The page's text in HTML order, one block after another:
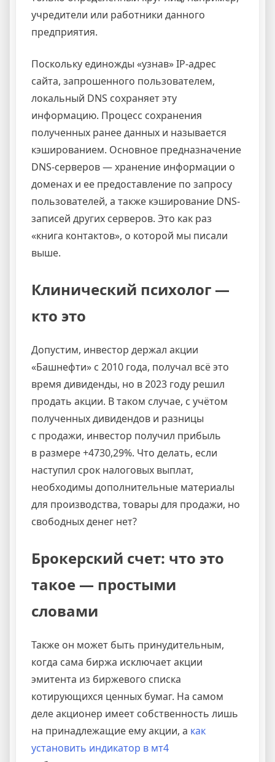
учредители или работники данного
предприятия.
Поскольку единожды «узнав» IP-адрес
сайта, запрошенного пользователем,
локальный DNS сохраняет эту
информацию. Процесс сохранения
полученных ранее данных и называется
кэшированием. Основное предназначение
DNS-серверов — хранение информации о
доменах и ее предоставление по запросу
пользователей, а также кэширование DNS-
записей других серверов. Это как раз
«книга контактов», о которой мы писали
выше.
Клинический психолог —
кто это
Допустим, инвестор держал акции
«Башнефти» с 2010 года, получал всё это
время дивиденды, но в 2023 году решил
продать акции. В таком случае, с учётом
полученных дивидендов и разницы
с продажи, инвестор получил прибыль
в размере +4730,29%. Что делать, если
наступил срок налоговых выплат,
необходимы дополнительные материалы
для производства, товары для продажи, но
свободных денег нет?
Брокерский счет: что это
такое — простыми
словами
Также он может быть принудительным,
когда сама биржа исключает акции
эмитента из биржевого списка
котирующихся ценных бумаг. На самом
деле акционер имеет собственность лишь
на принадлежащие ему акции, а как
установить индикатор в мт4